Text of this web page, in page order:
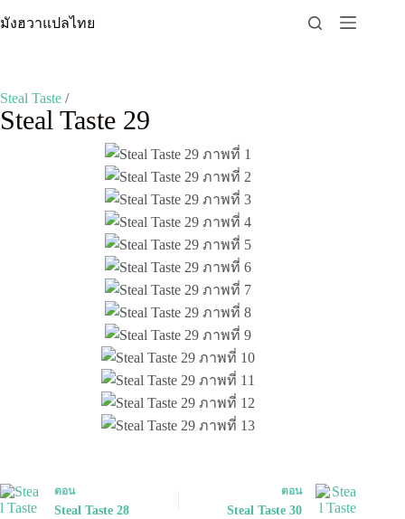
to
มังฮวาแปลไทย
Steal Taste /
Steal Taste 29
ตอน
Steal Taste 28
ตอน
Steal Taste 30